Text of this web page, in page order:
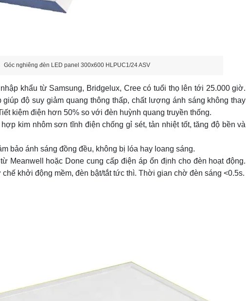
Góc nghiêng đèn LED panel 300x600 HLPUC1/24 ASV
khẩu từ Samsung, Bridgelux, Cree có tuổi thọ lên tới 25.000 giờ.
độ suy giảm quang thông thấp, chất lượng ánh sáng không thay
kiệm điện hơn 50% so với đèn huỳnh quang truyền thống.
kim nhôm sơn tĩnh điện chống gỉ sét, tản nhiệt tốt, tăng độ bền và
bảo ánh sáng đồng đều, không bị lóa hay loang sáng.
Meanwell hoặc Done cung cấp điện áp ổn định cho đèn hoạt động.
khởi động mềm, đèn bật/tắt tức thì. Thời gian chờ đèn sáng <0.5s.